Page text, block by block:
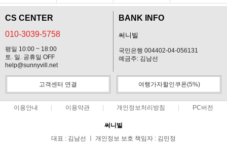
CS CENTER
010-3039-5758
평일 10:00 ~ 18:00
토. 일. 공휴일 OFF
help@sunnyvill.net
BANK INFO
써니빌
국민은행 004402-04-056131
예금주: 김남선
고객센터 연결 여행가자할인쿠폰(5%)
이용안내 이용약관 개인정보처리방침 PC버전
써니빌
대표 : 김남선 ㅣ 개인정보 보호 책임자 : 김민정